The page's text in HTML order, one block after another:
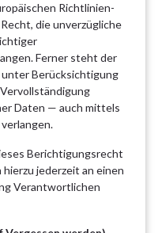
Richtlinien-
die unverzügliche
Ferner steht der
Berücksichtigung
Daten — auch mittels
Berichtigungsrecht
jederzeit an einen
Verantwortlichen